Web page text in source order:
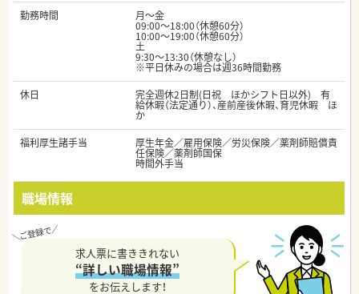
勤務時間
月～金
09:00～18:00（休憩60分）
10:00～19:00（休憩60分）
土
9:30～13:30（休憩なし）
※平日休みの場合は週36時間勤務
休日
完全週休2日制(日祝 ほかシフト日以外) 有
給休暇（法定通り）、産前産後休暇、育児休暇 ほ
か
福利厚生諸手当
厚生年金／雇用保険／労災保険／薬剤師賠償責
任保険／薬剤師国保
時間外手当
職場情報
求人票に書ききれない
“詳しい職場情報”
をお伝えします！